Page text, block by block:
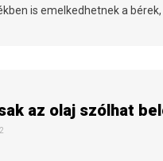
is emelkedhetnek a
az olaj szólhat